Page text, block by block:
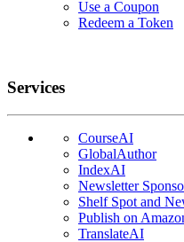
Use a Coupon
Redeem a Token
Services
CourseAI
GlobalAuthor
IndexAI
Newsletter
Shelf Spot and
Publish on
TranslateAI